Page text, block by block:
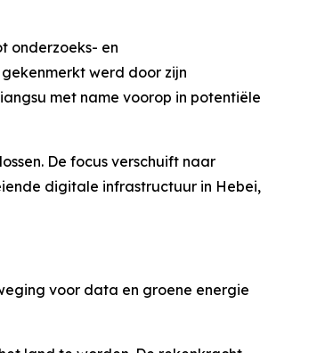
onderzoeks- en
werd door zijn
met name voorop in potentiële
De focus verschuift naar
digitale infrastructuur in Hebei,
voor data en groene energie